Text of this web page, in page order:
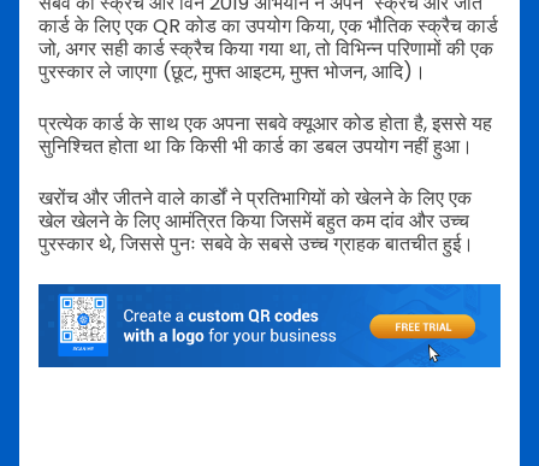
कार्ड के लिए एक QR कोड का उपयोग किया, एक भौतिक स्क्रैच कार्ड
जो, अगर सही कार्ड स्क्रैच किया गया था, तो विभिन्न परिणामों की एक
पुरस्कार ले जाएगा (छूट, मुफ्त आइटम, मुफ्त भोजन, आदि)।
प्रत्येक कार्ड के साथ एक अपना सबवे क्यूआर कोड होता है, इससे यह
सुनिश्चित होता था कि किसी भी कार्ड का डबल उपयोग नहीं हुआ।
खरोंच और जीतने वाले कार्डों ने प्रतिभागियों को खेलने के लिए एक
खेल खेलने के लिए आमंत्रित किया जिसमें बहुत कम दांव और उच्च
पुरस्कार थे, जिससे पुनः सबवे के सबसे उच्च ग्राहक बातचीत हुई।